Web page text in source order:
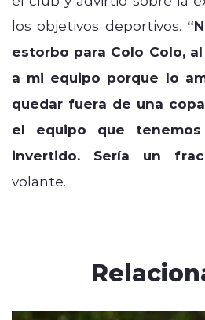
los objetivos deportivos.
estorbo para Colo Colo,
a mi equipo porque lo
quedar fuera de una
el equipo que
invertido. Sería un
volante.